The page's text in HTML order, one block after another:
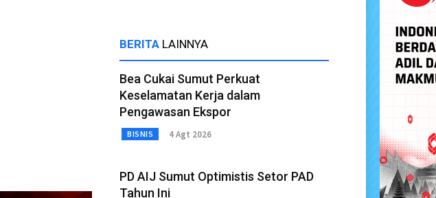
BERITA LAINNYA
Bea Cukai Sumut Perkuat
Keselamatan Kerja dalam
Pengawasan Ekspor
BISNIS 4 Agt 2026
PD AIJ Sumut Optimistis Setor PAD
Tahun Ini